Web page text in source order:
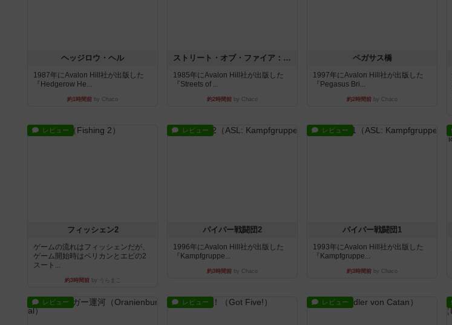
ヘッジロウ・ヘル
1987年にAvalon Hill社が出版した
『Hedgerow He...
約1時間前 by Chaco
ストリート・オブ・ファイア：ASLデラックスモジュール1
1985年にAvalon Hill社が出版した
『Streets of ...
約2時間前 by Chaco
ペガサス橋
1997年にAvalon Hill社が出版した
『Pegasus Bri...
約2時間前 by Chaco
レビュー
フィッシェン2
ゲームの流れはフィッシェンだが、
ゲーム開始時はペリカンとエビの2
スート...
約3時間前by うらまこ
レビュー
パイパー戦闘団2
1996年にAvalon Hill社が出版した
『Kampfgruppe...
約3時間前 by Chaco
レビュー
パイパー戦闘団1
1993年にAvalon Hill社が出版した
『Kampfgruppe...
約3時間前 by Chaco
レビュー レビュー レビュー